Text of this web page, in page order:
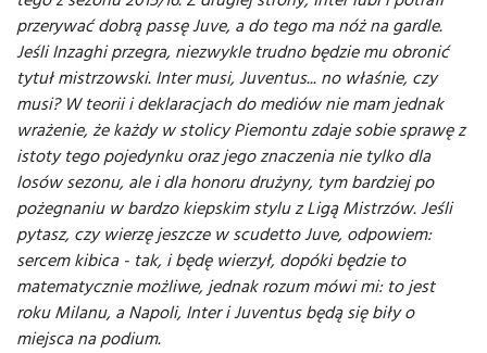
przerywać dobrą passę Juve, a do tego ma nóż na gardle.
Jeśli Inzaghi przegra, niezwykle trudno będzie mu obronić
tytuł mistrzowski. Inter musi, Juventus... no właśnie, czy
musi? W teorii i deklaracjach do mediów nie mam jednak
wrażenie, że każdy w stolicy Piemontu zdaje sobie sprawę z
istoty tego pojedynku oraz jego znaczenia nie tylko dla
losów sezonu, ale i dla honoru drużyny, tym bardziej po
pożegnaniu w bardzo kiepskim stylu z Ligą Mistrzów. Jeśli
pytasz, czy wierzę jeszcze w scudetto Juve, odpowiem:
sercem kibica - tak, i będę wierzył, dopóki będzie to
matematycznie możliwe, jednak rozum mówi mi: to jest
roku Milanu, a Napoli, Inter i Juventus będą się biły o
miejsca na podium.